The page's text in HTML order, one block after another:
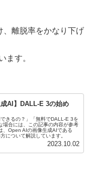
、離脱率をかなり下げ
ます。
AI】DALL-E 3の始め
きるの？」「無料でDALL-E 3を
場合には、この記事の内容が参考
、Open AIの画像生成AIである
について解説しています。
2023.10.02